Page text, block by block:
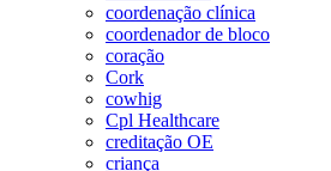
coordenação clínica
coordenador de bloco
coração
Cork
cowhig
Cpl Healthcare
creditação OE
criança